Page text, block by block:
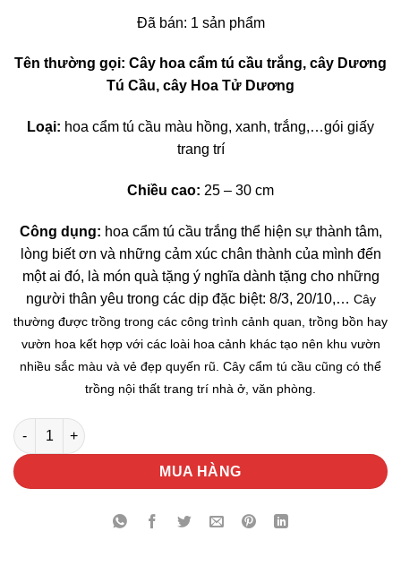
Đã bán: 1 sản phẩm
Tên thường gọi: Cây hoa cẩm tú cầu trắng, cây Dương
Tú Cầu, cây Hoa Tử Dương
Loại: hoa cẩm tú cầu màu hồng, xanh, trắng,…gói giấy
trang trí
Chiều cao: 25 – 30 cm
Công dụng: hoa cẩm tú cầu trắng thể hiện sự thành tâm,
lòng biết ơn và những cảm xúc chân thành của mình đến
một ai đó, là món quà tặng ý nghĩa dành tặng cho những
người thân yêu trong các dịp đặc biệt: 8/3, 20/10,… Cây
thường được trồng trong các công trình cảnh quan, trồng bồn hay
vườn hoa kết hợp với các loài hoa cảnh khác tạo nên khu vườn
nhiều sắc màu và vẻ đẹp quyến rũ. Cây cẩm tú cầu cũng có thể
trồng nội thất trang trí nhà ở, văn phòng.
Hoa Cẩm Tú Cầu Trắng số lượng
MUA HÀNG